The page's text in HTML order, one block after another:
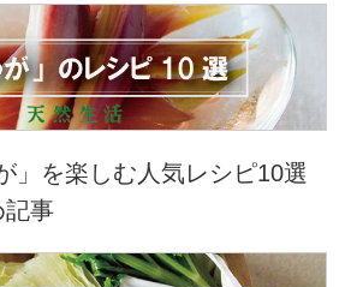
」を楽しむ人気レシピ10選
記事